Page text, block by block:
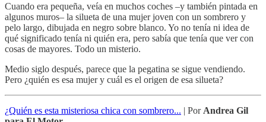
Cuando era pequeña, veía en muchos coches –y también pintada en
algunos muros– la silueta de una mujer joven con un sombrero y
pelo largo, dibujada en negro sobre blanco. Yo no tenía ni idea de
qué significado tenía ni quién era, pero sabía que tenía que ver con
cosas de mayores. Todo un misterio.
Medio siglo después, parece que la pegatina se sigue vendiendo.
Pero ¿quién es esa mujer y cuál es el origen de esa silueta?
¿Quién es esta misteriosa chica con sombrero... | Por Andrea Gil